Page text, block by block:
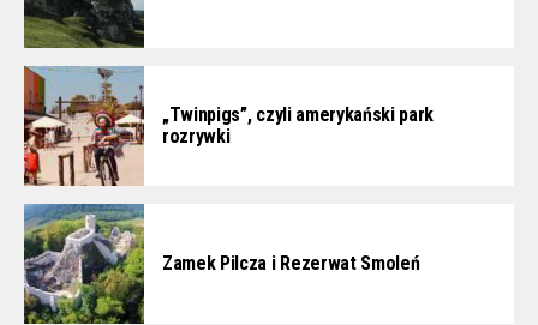
„Twinpigs”, czyli amerykański park
rozrywki
Zamek Pilcza i Rezerwat Smoleń